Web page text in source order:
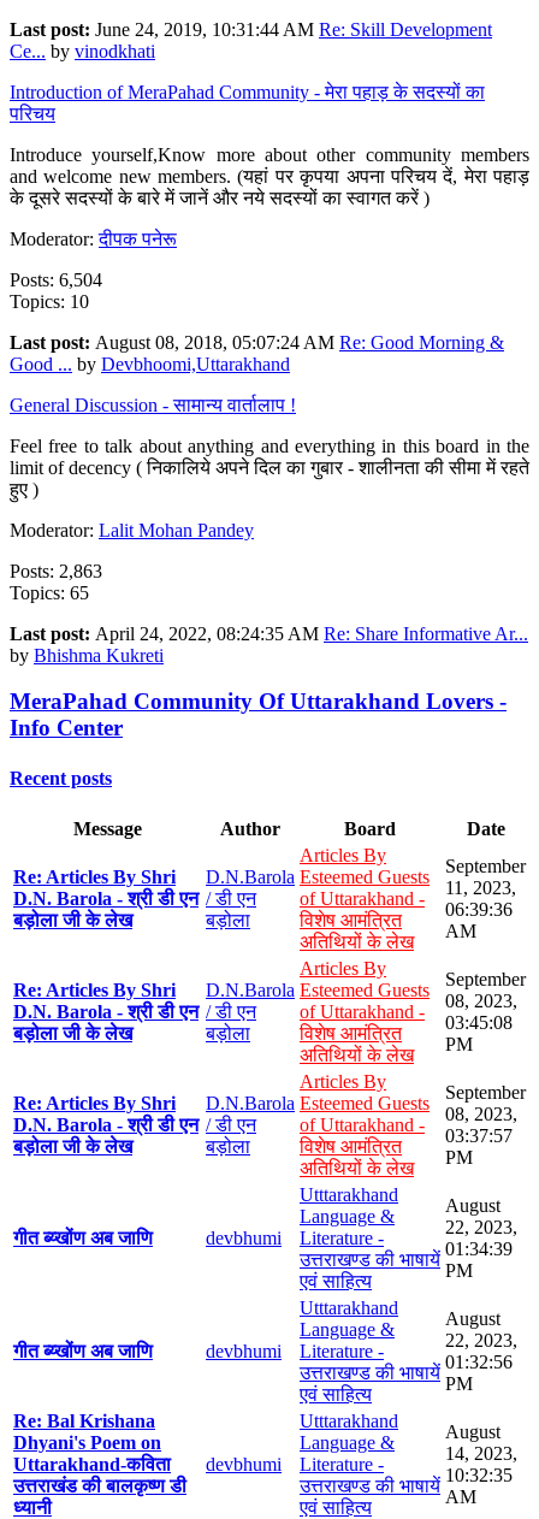
Last post: June 24, 2019, 10:31:44 AM Re: Skill Development
Ce... by vinodkhati
Introduction of MeraPahad Community - मेरा पहाड़ के सदस्यों का
परिचय
Introduce yourself,Know more about other community members
and welcome new members. (यहां पर कृपया अपना परिचय दें, मेरा पहाड़
के दूसरे सदस्यों के बारे में जानें और नये सदस्यों का स्वागत करें )
Moderator:दीपक पनेरू
Posts: 6,504
Topics: 10
Last post: August 08, 2018, 05:07:24 AM Re: Good Morning &
Good ... by Devbhoomi,Uttarakhand
General Discussion - सामान्य वार्तालाप !
Feel free to talk about anything and everything in this board in the
limit of decency ( निकालिये अपने दिल का गुबार - शालीनता की सीमा में रहते
हुए )
Moderator: Lalit Mohan Pandey
Posts: 2,863
Topics: 65
Last post: April 24, 2022, 08:24:35 AM Re: Share Informative Ar...
by Bhishma Kukreti
MeraPahad Community Of Uttarakhand Lovers -
Info Center
Recent posts
Message Author Board Date
Re: Articles By Shri
D.N. Barola - श्री डी एन
बड़ोला जी के लेख
D.N.Barola
/ डी एन
बड़ोला
Articles By
Esteemed Guests
of Uttarakhand -
विशेष आमंत्रित
अतिथियों के लेख
September
11, 2023,
06:39:36
AM
Re: Articles By Shri
D.N. Barola - श्री डी एन
बड़ोला जी के लेख
D.N.Barola
/ डी एन
बड़ोला
Articles By
Esteemed Guests
of Uttarakhand -
विशेष आमंत्रित
अतिथियों के लेख
September
08, 2023,
03:45:08
PM
Re: Articles By Shri
D.N. Barola - श्री डी एन
बड़ोला जी के लेख
D.N.Barola
/ डी एन
बड़ोला
Articles By
Esteemed Guests
of Uttarakhand -
विशेष आमंत्रित
अतिथियों के लेख
September
08, 2023,
03:37:57
PM
गीत ब्य्खोंण अब जाणि devbhumi
Utttarakhand
Language &
Literature -
उत्तराखण्ड की भाषायें
एवं साहित्य
August
22, 2023,
01:34:39
PM
गीत ब्य्खोंण अब जाणि devbhumi
Utttarakhand
Language &
Literature -
उत्तराखण्ड की भाषायें
एवं साहित्य
August
22, 2023,
01:32:56
PM
Re: Bal Krishana
Dhyani's Poem on
Uttarakhand-कविता
उत्तराखंड की बालकृष्ण डी
ध्यानी
devbhumi
Utttarakhand
Language &
Literature -
उत्तराखण्ड की भाषायें
एवं साहित्य
August
14, 2023,
10:32:35
AM